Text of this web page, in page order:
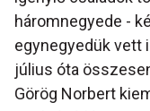
háromnegyede -
egynegyedük vett
július óta
Görög Norbert